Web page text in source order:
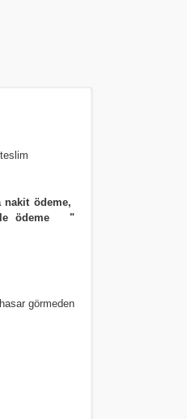
teslim
nakit ödeme,
ödeme
"
görmeden